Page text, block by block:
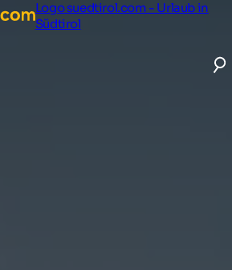
Logo suedtirol.com - Urlaub in
Südtirol